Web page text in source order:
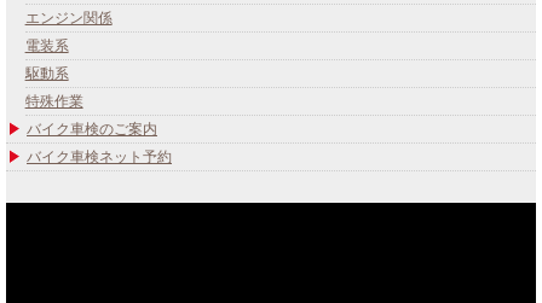
エンジン関係
電装系
駆動系
特殊作業
バイク車検のご案内
バイク車検ネット予約